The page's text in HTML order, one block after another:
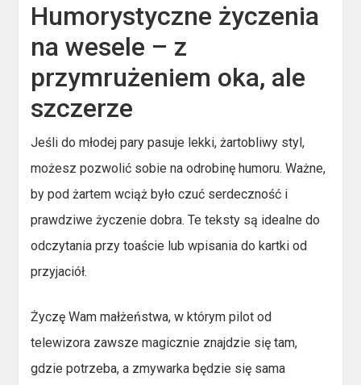
Humorystyczne życzenia
na wesele – z
przymrużeniem oka, ale
szczerze
Jeśli do młodej pary pasuje lekki, żartobliwy styl,
możesz pozwolić sobie na odrobinę humoru. Ważne,
by pod żartem wciąż było czuć serdeczność i
prawdziwe życzenie dobra. Te teksty są idealne do
odczytania przy toaście lub wpisania do kartki od
przyjaciół.
Życzę Wam małżeństwa, w którym pilot od
telewizora zawsze magicznie znajdzie się tam,
gdzie potrzeba, a zmywarka będzie się sama